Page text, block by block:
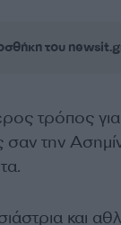
του
τρόπος
σαν την
και